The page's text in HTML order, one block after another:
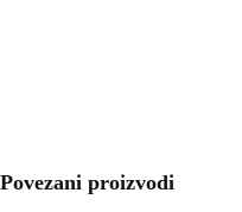
Povezani proizvodi